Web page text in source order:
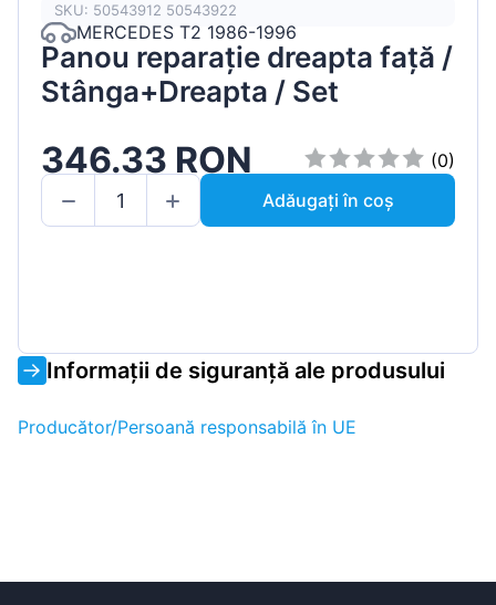
SKU: 50543912 50543922
MERCEDES T2 1986-1996
Panou reparație dreapta față /
Stânga+Dreapta / Set
346.33 RON
(0)
Adăugați în coș
Informații de siguranță ale produsului
Producător/Persoană responsabilă în UE